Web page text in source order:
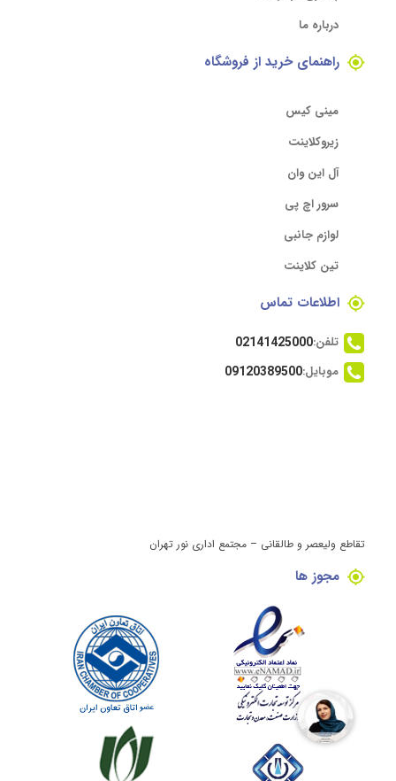
درباره ما
راهنمای خرید از فروشگاه
مینی کیس
زیروکلاینت
آل این وان
سرور اچ پی
لوازم جانبی
تین کلاینت
اطلاعات تماس
تلفن:02141425000
موبایل:09120389500
تقاطع ولیعصر و طالقانی – مجتمع اداری نور تهران
مجوز ها